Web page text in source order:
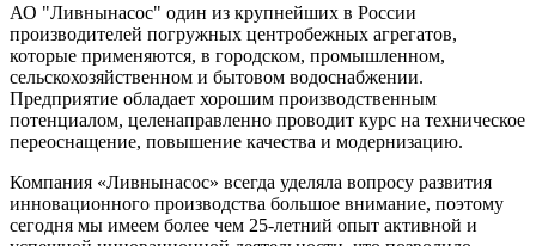
АО "Ливнынасос" один из крупнейших в России
производителей погружных центробежных агрегатов,
которые применяются, в городском, промышленном,
сельскохозяйственном и бытовом водоснабжении.
Предприятие обладает хорошим производственным
потенциалом, целенаправленно проводит курс на техническое
переоснащение, повышение качества и модернизацию.
Компания «Ливнынасос» всегда уделяла вопросу развития
инновационного производства большое внимание, поэтому
сегодня мы имеем более чем 25-летний опыт активной и